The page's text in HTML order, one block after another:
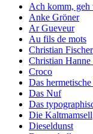
Ach komm, geh
Anke Gröner
Ar Gueveur
Au fils de mots
Christian Fischer
Christian
Croco
Das
Das Nuf
Das
Die Kaltmamsell
Dieseldunst